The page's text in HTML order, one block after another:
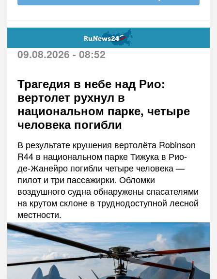
09.08.2026 - 08:52
Трагедия в небе над Рио:
вертолет рухнул в
национальном парке, четыре
человека погибли
В результате крушения вертолёта Robinson
R44 в национальном парке Тижука в Рио-
де-Жанейро погибли четыре человека —
пилот и три пассажирки. Обломки
воздушного судна обнаружены спасателями
на крутом склоне в труднодоступной лесной
местности.